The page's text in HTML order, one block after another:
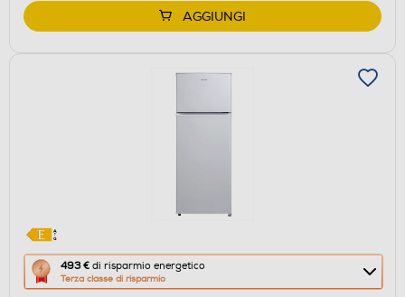
AGGIUNGI
493 € di risparmio energetico
Terza classe di risparmio
Questa
azione